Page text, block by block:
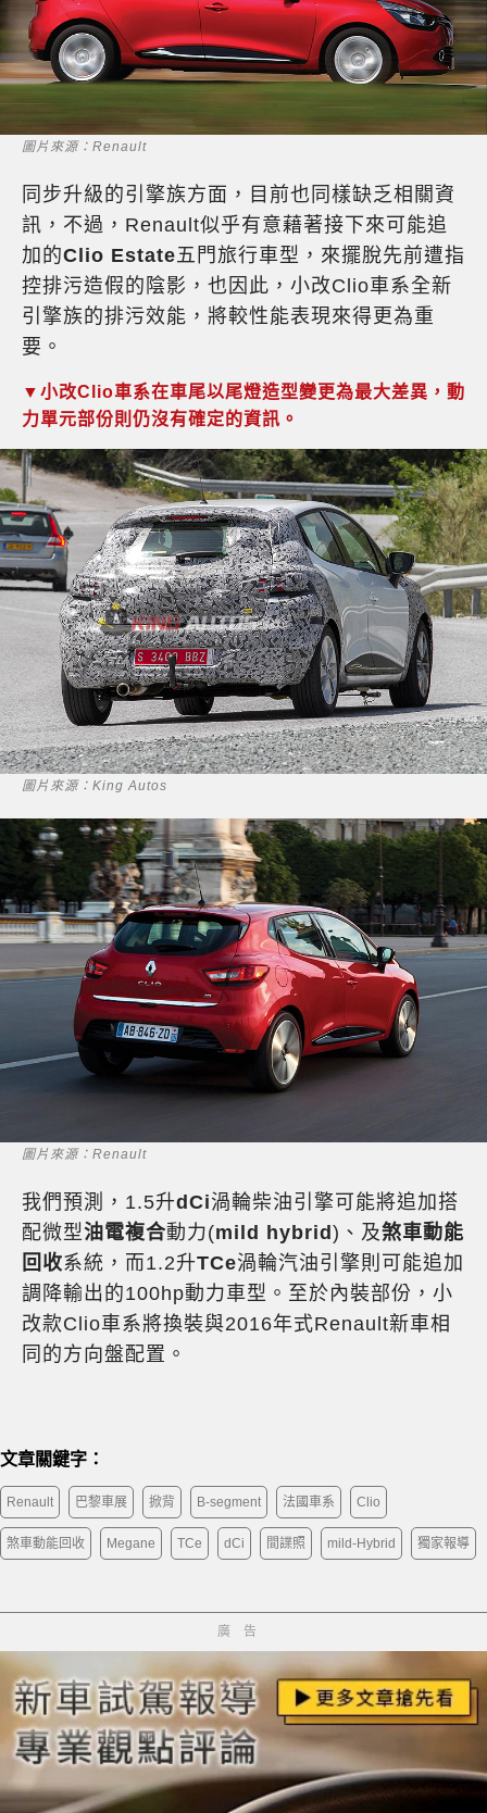
圖片來源：Renault
同步升級的引擎族方面，目前也同樣缺乏相關資
訊，不過，Renault似乎有意藉著接下來可能追
加的Clio Estate五門旅行車型，來擺脫先前遭指
控排污造假的陰影，也因此，小改Clio車系全新
引擎族的排污效能，將較性能表現來得更為重
要。
▼小改Clio車系在車尾以尾燈造型變更為最大差異，動
力單元部份則仍沒有確定的資訊。
圖片來源：King Autos
圖片來源：Renault
我們預測，1.5升dCi渦輪柴油引擎可能將追加搭
配微型油電複合動力(mild hybrid )、及煞車動能
回收系統，而1.2升TCe渦輪汽油引擎則可能追加
調降輸出的100hp動力車型。至於內裝部份，小
改款Clio車系將換裝與2016年式Renault新車相
同的方向盤配置。
文章關鍵字：
Renault 巴黎車展 掀背 B-segment 法國車系 Clio
煞車動能回收 Megane TCe dCi 間諜照 mild-Hybrid 獨家報導
廣告